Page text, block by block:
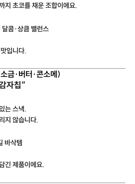
지 초코를 채운 조합이에요.
콤·상큼 밸런스
입니다.
금·버터·콘소메)
자칩”
는 스낵.
지 않습니다.
바삭템
긴 제품이에요.